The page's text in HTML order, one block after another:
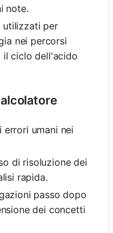
note.
utilizzati per
nei percorsi
il ciclo dell'acido
errori umani nei
di risoluzione dei
rapida.
passo dopo
dei concetti